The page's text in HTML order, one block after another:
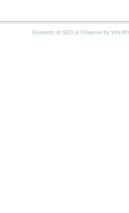
Elements of SEO is Powered by